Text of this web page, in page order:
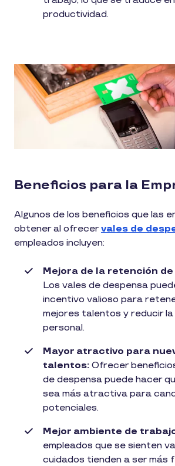
productividad.
Beneficios para la
Algunos de los beneficios que las
obtener al ofrecervales de
empleados incluyen:
Mejora de la retención
Los vales de despensa
incentivo valioso para
mejores talentos y reducir
personal.
Mayor atractivo para
talentos: Ofrecer
de despensa puede hacer
sea más atractiva para
potenciales.
Mejor ambiente de
empleados que se sienten
cuidados tienden a ser más